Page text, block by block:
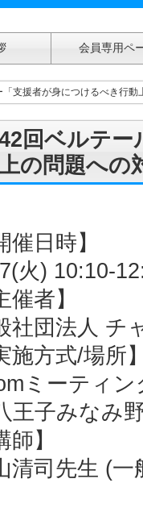
けるべき行動上の問題への対
会員専用ペ
支援者が身につけるべき行動
回ベルテー
の問題への
催日時】
火) 10:10-
催者】
社団法人 チ
施方式/場所
ミーティ
王子みなみ
師】
清司先生 (